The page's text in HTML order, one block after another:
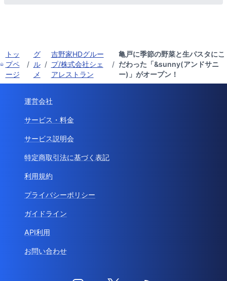
トッ
プペ
ージ
/
グ
ル
メ
/
吉野家HDグルー
プ/株式会社シェ
アレストラン
/
亀戸に季節の野菜と生パスタにこ
だわった「&sunny(アンドサニ
ー)」がオープン！
運営会社
サービス・料金
サービス説明会
特定商取引法に基づく表記
利用規約
プライバシーポリシー
ガイドライン
API利用
お問い合わせ